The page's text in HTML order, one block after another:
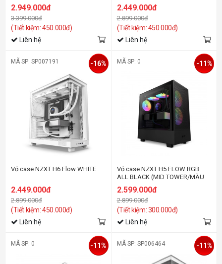
2.949.000đ
3.399.000đ
(Tiết kiệm: 450.000đ)
Liên hệ
2.449.000đ
2.899.000đ
(Tiết kiệm: 450.000đ)
Liên hệ
MÃ SP: SP007191
Vỏ case NZXT H6 Flow WHITE
2.449.000đ
2.899.000đ
(Tiết kiệm: 450.000đ)
-16%
Liên hệ
MÃ SP: 0
Vỏ case NZXT H5 FLOW RGB
ALL BLACK (MID TOWER/MÀU
ĐEN)
2.599.000đ
2.899.000đ
(Tiết kiệm: 300.000đ)
-11%
Liên hệ
MÃ SP: 0 -11% MÃ SP: SP006464 -11%